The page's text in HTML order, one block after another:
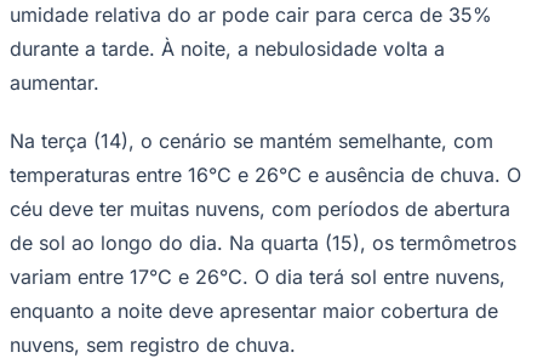
Vôlei
NBB
Competições de Futebol
Brasileirão Série A
Brasileirão Série B
Paulistão
Libertadores
Sul-Americana
Copa América
Champions League
Premier League
La Liga
Bundesliga
umidade relativa do ar pode cair para cerca de 35%
durante a tarde. À noite, a nebulosidade volta a
aumentar.
Na terça (14), o cenário se mantém semelhante, com
temperaturas entre 16°C e 26°C e ausência de chuva. O
céu deve ter muitas nuvens, com períodos de abertura
de sol ao longo do dia. Na quarta (15), os termômetros
variam entre 17°C e 26°C. O dia terá sol entre nuvens,
enquanto a noite deve apresentar maior cobertura de
nuvens, sem registro de chuva.